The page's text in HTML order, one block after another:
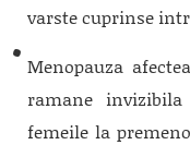
varste cuprinse
Menopauza
ramane
femeile la